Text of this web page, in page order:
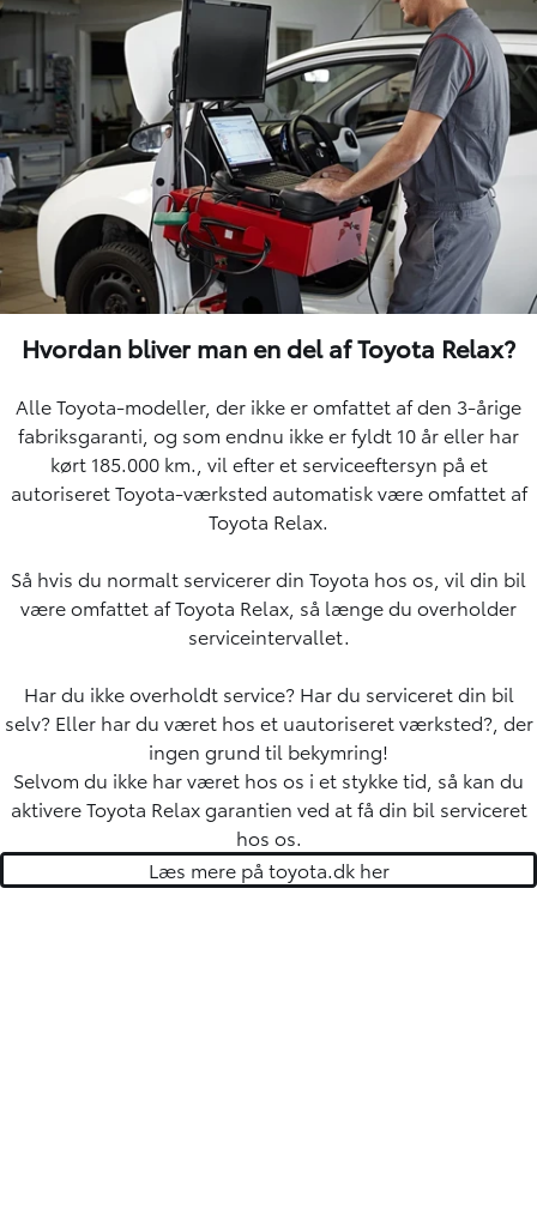
Hvordan bliver man en del af Toyota Relax?
Alle Toyota-modeller, der ikke er omfattet af den 3-årige
fabriksgaranti, og som endnu ikke er fyldt 10 år eller har
kørt 185.000 km., vil efter et serviceeftersyn på et
autoriseret Toyota-værksted automatisk være omfattet af
Toyota Relax.
Så hvis du normalt servicerer din Toyota hos os, vil din bil
være omfattet af Toyota Relax, så længe du overholder
serviceintervallet.
Har du ikke overholdt service? Har du serviceret din bil
selv? Eller har du været hos et uautoriseret værksted?, der
ingen grund til bekymring!
Selvom du ikke har været hos os i et stykke tid, så kan du
aktivere Toyota Relax garantien ved at få din bil serviceret
hos os.
Læs mere på toyota.dk her